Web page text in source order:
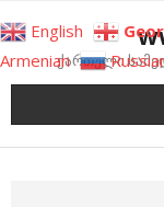
to
contentქართული
English
Armenian